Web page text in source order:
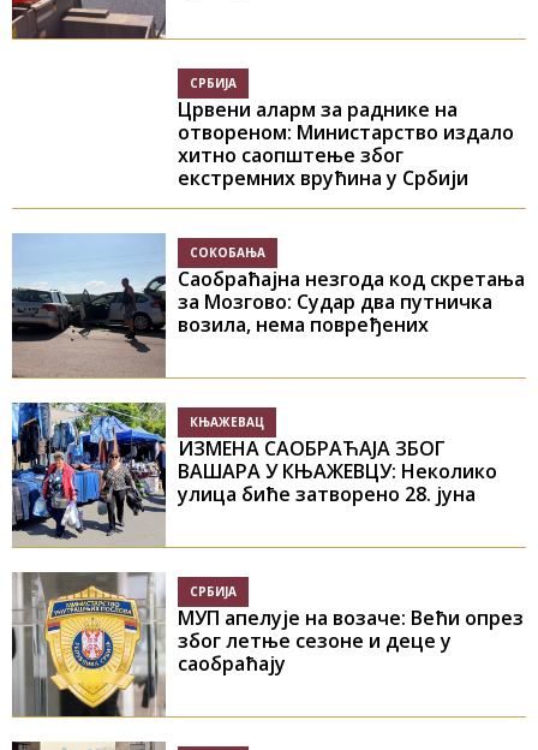
СРБИЈА
Црвени аларм за раднике на
отвореном: Министарство издало
хитно саопштење због
екстремних врућина у Србији
СОКОБАЊА
Саобраћајна незгода код скретања
за Мозгово: Судар два путничка
возила, нема повређених
КЊАЖЕВАЦ
ИЗМЕНА САОБРАЋАЈА ЗБОГ
ВАШАРА У КЊАЖЕВЦУ: Неколико
улица биће затворено 28. јуна
СРБИЈА
МУП апелује на возаче: Већи опрез
због летње сезоне и деце у
саобраћају